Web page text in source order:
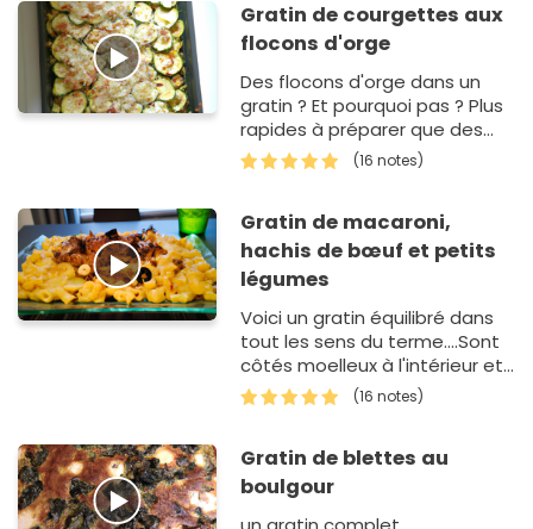
Gratin de courgettes aux
flocons d'orge
Des flocons d'orge dans un
gratin ? Et pourquoi pas ? Plus
rapides à préparer que des
céréales complètes puisque
déjà précuits, les flocons de
(16 notes)
Gratin de macaroni,
hachis de bœuf et petits
légumes
Voici un gratin équilibré dans
tout les sens du terme....Sont
côtés moelleux à l'intérieur et
croustillant au dessus ravira
les papilles des plus petits et
(16 notes)
Gratin de blettes au
boulgour